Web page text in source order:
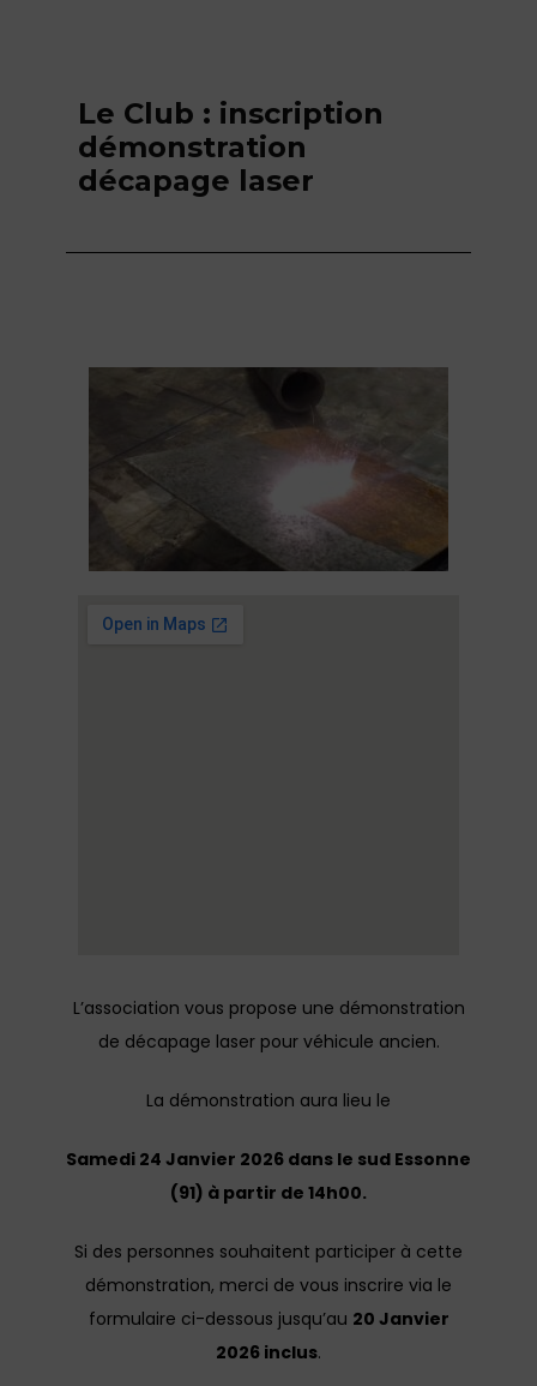
Le Club : inscription
démonstration
décapage laser
L’association vous propose une démonstration
de décapage laser pour véhicule ancien.
La démonstration aura lieu le
Samedi 24 Janvier 2026 dans le sud Essonne
(91) à partir de 14h00.
Si des personnes souhaitent participer à cette
démonstration, merci de vous inscrire via le
formulaire ci-dessous jusqu’au 20 Janvier
2026 inclus.